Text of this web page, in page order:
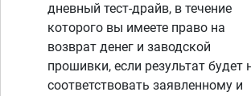
дневный тест-драйв, в течение
которого вы имеете право на
возврат денег и заводской
прошивки, если результат будет
соответствовать заявленному и